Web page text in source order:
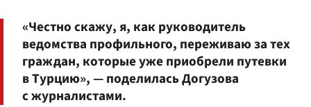
«Честно скажу, я, как руководитель
ведомства профильного, переживаю за тех
граждан, которые уже приобрели путевки
в Турцию», — поделилась Догузова
с журналистами.